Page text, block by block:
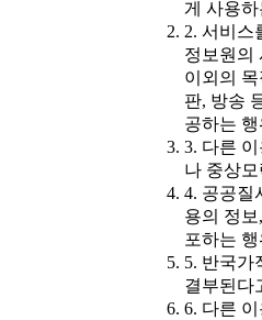
게 사용하
2. 서비스
정보원의
이외의
판, 방송
공하는 행
3. 다른
나 중상
4. 공공질
용의 정
포하는 행
5. 반국가
결부된다
6. 다른